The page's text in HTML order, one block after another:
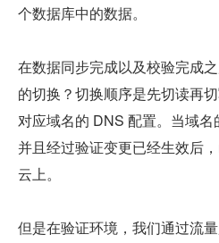
个数据库中的数据。
在数据同步完成以及校验完成
的切换？切换顺序是先切读再
对应域名的 DNS 配置。当域名
并且经过验证变更已经生效后
云上。
但是在验证环境，我们通过流